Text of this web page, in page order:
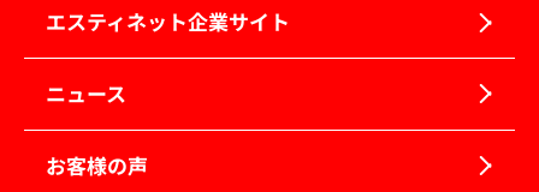
エスティネット企業サイト
ニュース
お客様の声